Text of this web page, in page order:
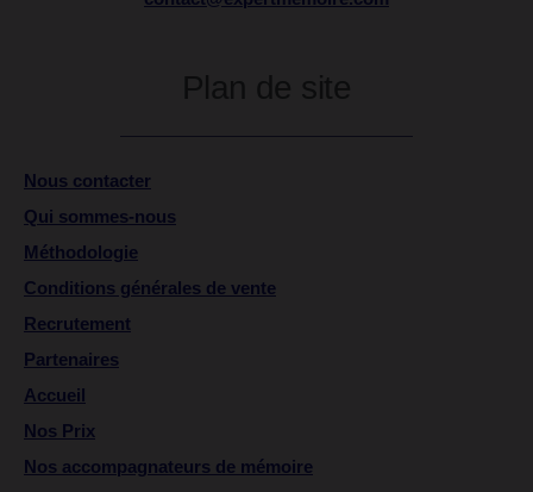
Nous contacter
Qui sommes-nous
Méthodologie
Conditions générales de vente
Recrutement
Partenaires
Accueil
Nos Prix
Nos accompagnateurs de mémoire